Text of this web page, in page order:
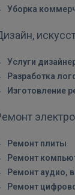
Apple
Уборка
Услуги
Разработка
Изготовление
Ремонт плиты
Ремонт
Ремонт аудио,
Ремонт